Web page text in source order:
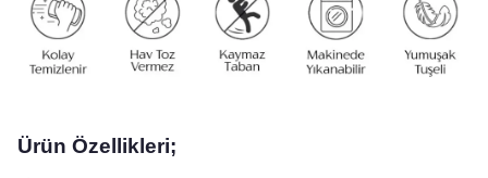
Ürün Özellikleri;